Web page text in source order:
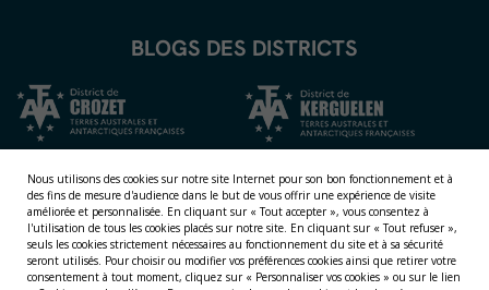
BLOGS DES DISTRICTS
Nous utilisons des cookies sur notre site Internet pour son bon fonctionnement et à
des fins de mesure d'audience dans le but de vous offrir une expérience de visite
améliorée et personnalisée. En cliquant sur « Tout accepter », vous consentez à
l'utilisation de tous les cookies placés sur notre site. En cliquant sur « Tout refuser »,
seuls les cookies strictement nécessaires au fonctionnement du site et à sa sécurité
seront utilisés. Pour choisir ou modifier vos préférences cookies ainsi que retirer votre
consentement à tout moment, cliquez sur « Personnaliser vos cookies » ou sur le lien